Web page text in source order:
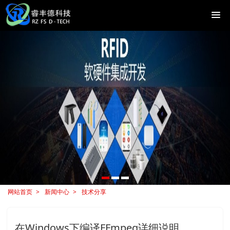
网站首页 新闻中心 技术分享